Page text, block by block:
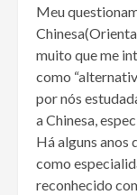
Meu
muito que me
como
por nós
a Chinesa,
Há alguns anos
como
reconhecido